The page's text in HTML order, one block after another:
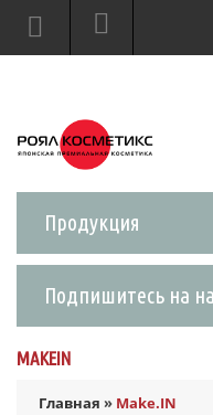
Продукция
Подпишитесь на
MAKEIN
Главная » Make.IN